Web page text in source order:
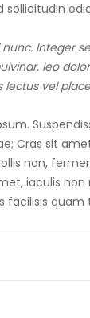
sollicitudin
Integer
leo
lectus vel
Cras sit
non,
iaculis
quam